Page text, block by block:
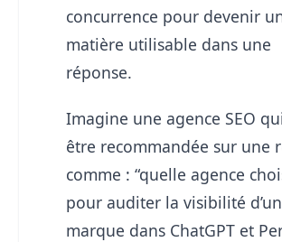
concurrence pour devenir
matière utilisable dans une
réponse.
Imagine une agence SEO
être recommandée sur une
comme : “quelle agence
pour auditer la visibilité
marque dans ChatGPT et